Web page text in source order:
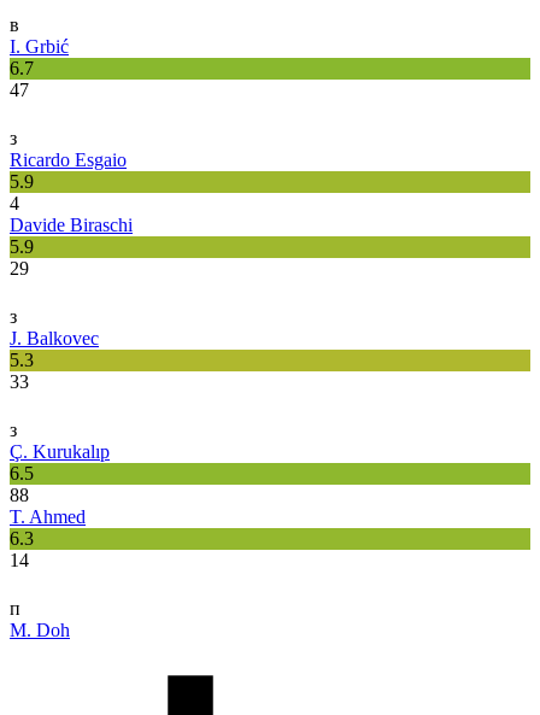
в
I. Grbić
6.7
47
з
Ricardo Esgaio
5.9
4
Davide Biraschi
5.9
29
з
J. Balkovec
5.3
33
з
Ç. Kurukalıp
6.5
88
T. Ahmed
6.3
14
п
M. Doh